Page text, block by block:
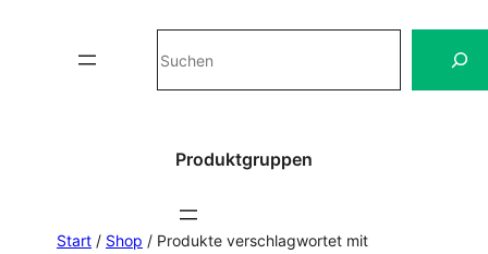
Produktgruppen
Start / Shop / Produkte verschlagwortet mit